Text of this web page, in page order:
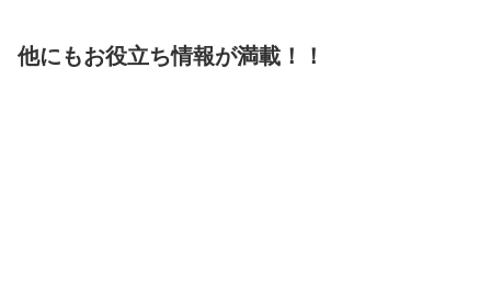
他にもお役立ち情報が満載！！